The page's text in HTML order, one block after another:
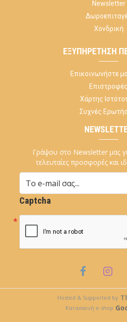
Newsletter
Χονδρική
ΕΞΥΠΗΡΈΤΗΣΗ
Επικοινωνήστε
Επιστροφές
Χάρτης
Συχνές
Γράψου στο Newsletter μας
τελευταίες προσφορές και
Captcha
Hosted & Supported by
Κατασκευή e-shop